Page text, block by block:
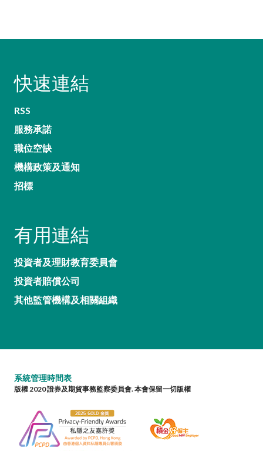
快速連結
RSS
服務承諾
職位空缺
機構政策及通知
招標
有用連結
投資者及理財教育委員會
投資者賠償公司
其他監管機構及相關組織
系統管理時間表
版權 2020 證券及期貨事務監察委員會. 本會保留一切版權